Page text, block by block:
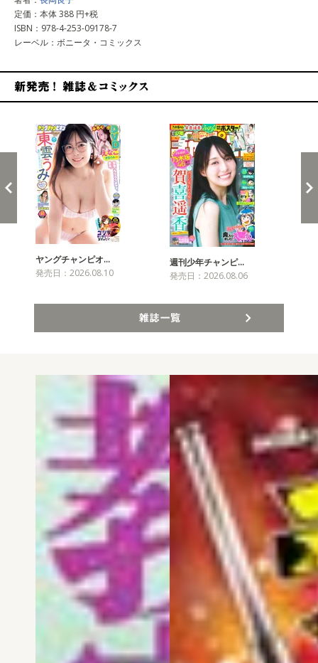
定価：本体 388 円+税
ISBN：978-4-253-09178-7
レーベル：ボニータ・コミックス
ヤングチャンピオ…
発売日：2026.08.10
週刊少年チャンピ…
発売日：2026.08.06